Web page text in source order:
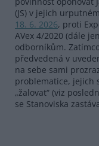
(JS) v jejich
18. 6. 2026, proti
AVex 4/2020 (dále
odborníkům.
předvedená v
na sebe sami
problematice, jejich
„žalovat“ (viz
se Stanoviska